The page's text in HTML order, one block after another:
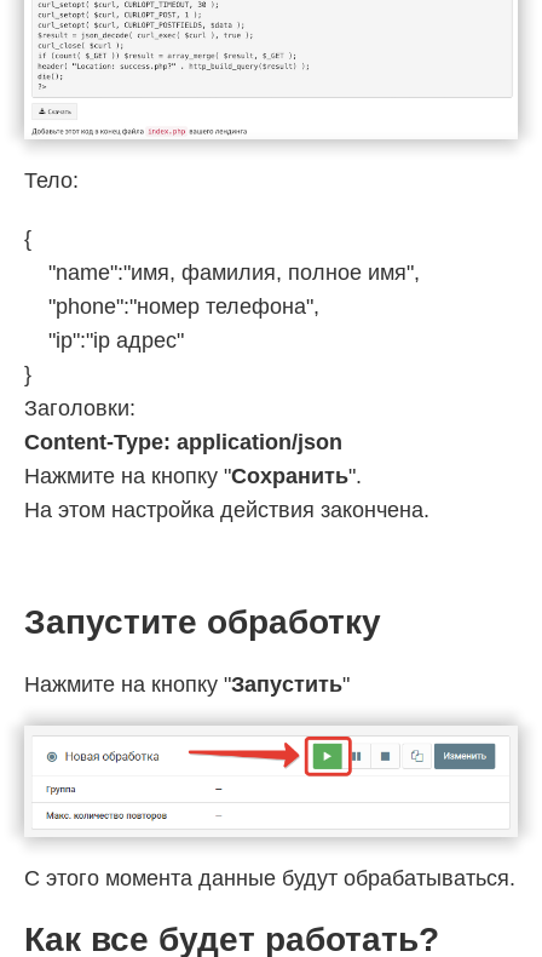
Тело:
{
"name":"имя, фамилия, полное имя",
"phone":"номер телефона",
"ip":"ip адрес"
}
Заголовки:
Content-Type: application/json
Нажмите на кнопку "Сохранить".
На этом настройка действия закончена.
Запустите обработку
Нажмите на кнопку "Запустить"
С этого момента данные будут обрабатываться.
Как все будет работать?